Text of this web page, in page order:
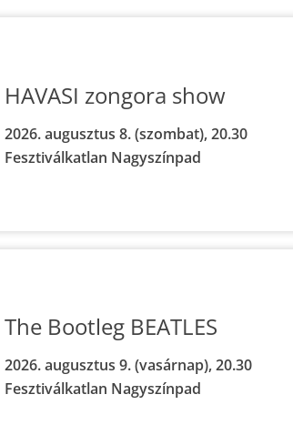
HAVASI zongora show
2026. augusztus 8. (szombat), 20.30
Fesztiválkatlan Nagyszínpad
The Bootleg BEATLES
2026. augusztus 9. (vasárnap), 20.30
Fesztiválkatlan Nagyszínpad